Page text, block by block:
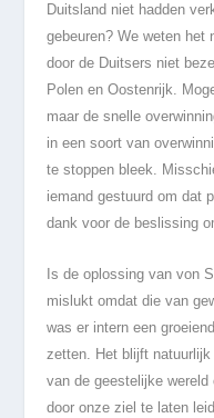
Duitsland niet hadden
gebeuren? We weten het
door de Duitsers niet
Polen en Oostenrijk.
maar de snelle
in een soort van
te stoppen bleek.
iemand gestuurd om dat
dank voor de beslissing
Is de oplossing van von
mislukt omdat die van
was er intern een
zetten. Het blijft
van de geestelijke
door onze ziel te laten